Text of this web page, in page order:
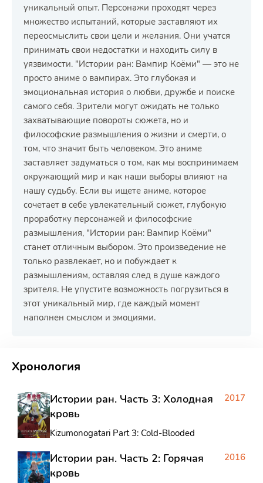
уникальный опыт. Персонажи проходят через
множество испытаний, которые заставляют их
переосмыслить свои цели и желания. Они учатся
принимать свои недостатки и находить силу в
уязвимости. "Истории ран: Вампир Коёми" — это не
просто аниме о вампирах. Это глубокая и
эмоциональная история о любви, дружбе и поиске
самого себя. Зрители могут ожидать не только
захватывающие повороты сюжета, но и
философские размышления о жизни и смерти, о
том, что значит быть человеком. Это аниме
заставляет задуматься о том, как мы воспринимаем
окружающий мир и как наши выборы влияют на
нашу судьбу. Если вы ищете аниме, которое
сочетает в себе увлекательный сюжет, глубокую
проработку персонажей и философские
размышления, "Истории ран: Вампир Коёми"
станет отличным выбором. Это произведение не
только развлекает, но и побуждает к
размышлениям, оставляя след в душе каждого
зрителя. Не упустите возможность погрузиться в
этот уникальный мир, где каждый момент
наполнен смыслом и эмоциями.
Хронология
Истории ран. Часть 3: Холодная
кровь
Kizumonogatari Part 3: Cold-Blooded
2017
Истории ран. Часть 2: Горячая
кровь
2016